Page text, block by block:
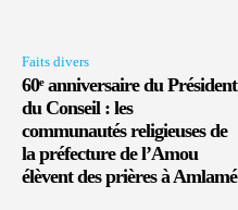
Faits divers
60ᵉ anniversaire du Président
du Conseil : les
communautés religieuses de
la préfecture de l’Amou
élèvent des prières à Amlamé